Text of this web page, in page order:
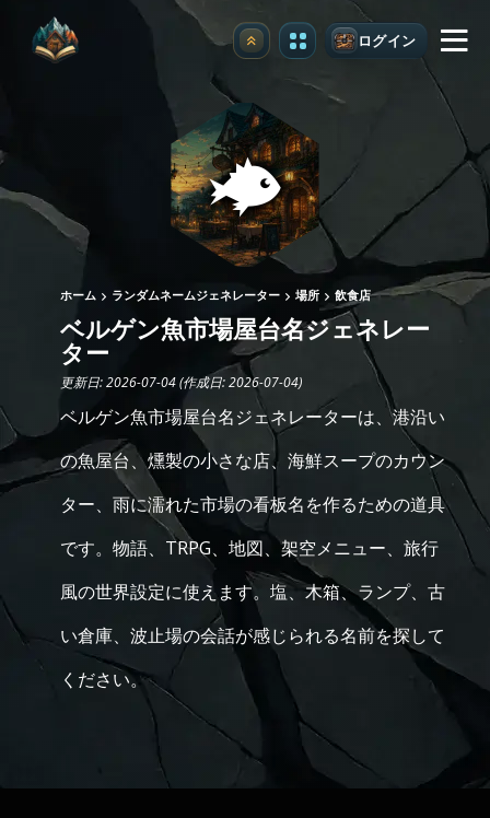
アップグレード ログイン
ホーム ランダムネームジェネレーター 場所 飲食店
ベルゲン魚市場屋台名ジェネレー
ター
更新日: 2026-07-04 (作成日: 2026-07-04)
ベルゲン魚市場屋台名ジェネレーターは、港沿い
の魚屋台、燻製の小さな店、海鮮スープのカウン
ター、雨に濡れた市場の看板名を作るための道具
です。物語、TRPG、地図、架空メニュー、旅行
風の世界設定に使えます。塩、木箱、ランプ、古
い倉庫、波止場の会話が感じられる名前を探して
ください。